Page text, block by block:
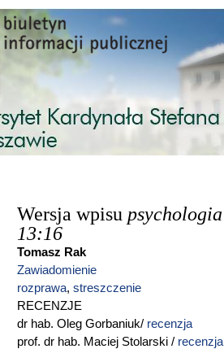
Przejdź do treści
Wersja wpisu psychologia
13:16
Tomasz Rak
Zawiadomienie
rozprawa, streszczenie
RECENZJE
dr hab. Oleg Gorbaniuk/ recenzja
prof. dr hab. Maciej Stolarski / recenzja